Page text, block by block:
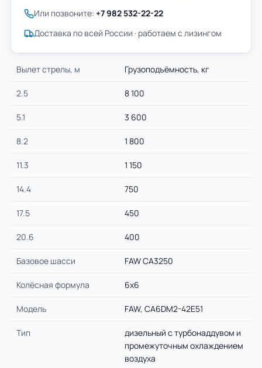
Или позвоните: +7 982 532-22-22
Доставка по всей России · работаем с лизингом
Вылет стрелы, м Грузоподъёмность, кг
2.5 8 100
5.1 3 600
8.2 1 800
11.3 1 150
14.4 750
17.5 450
20.6 400
Базовое шасси FAW СА3250
Колёсная формула 6х6
Модель FAW, CA6DM2-42E51
Тип
дизельный с турбонаддувом и
промежуточным охлаждением
воздуха